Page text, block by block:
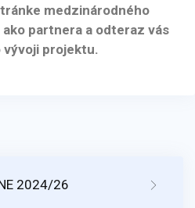
medzinárodného
partnera a odteraz vás
vývoji projektu.
2024/26